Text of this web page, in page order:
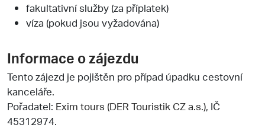
fakultativní služby (za příplatek)
víza (pokud jsou vyžadována)
Informace o zájezdu
Tento zájezd je pojištěn pro případ úpadku cestovní
kanceláře.
Pořadatel: Exim tours (DER Touristik CZ a.s.), IČ
45312974.